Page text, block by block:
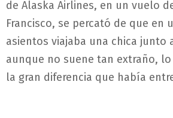
de Alaska Airlines, en un vuelo
Francisco, se percató de que en
asientos viajaba una chica junto
aunque no suene tan extraño,
la gran diferencia que había